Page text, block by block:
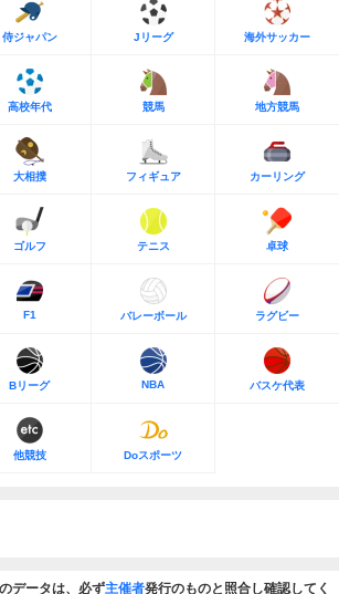
侍ジャパン Jリーグ 海外サッカー
高校年代 競馬 地方競馬
大相撲 フィギュア カーリング
ゴルフ テニス 卓球
F1 バレーボール ラグビー
Bリーグ NBA バスケ代表
他競技 Doスポーツ
データは、必ず主催者発行のものと照合し確認してく